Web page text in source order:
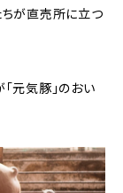
が直売所に立つ
元気豚」のおい